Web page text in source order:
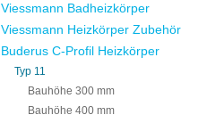
Viessmann Badheizkörper
Viessmann Heizkörper Zubehör
Buderus C-Profil Heizkörper
Typ 11
Bauhöhe 300 mm
Bauhöhe 400 mm